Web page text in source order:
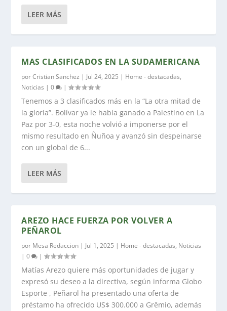
LEER MÁS
MAS CLASIFICADOS EN LA SUDAMERICANA
porCristian Sanchez | Jul 24, 2025 | Home - destacadas,
Noticias |0 |
Tenemos a 3 clasificados más en la “La otra mitad de
la gloria”. Bolívar ya le había ganado a Palestino en La
Paz por 3-0, esta noche volvió a imponerse por el
mismo resultado en Ñuñoa y avanzó sin despeinarse
con un global de 6...
LEER MÁS
AREZO HACE FUERZA POR VOLVER A
PEÑAROL
por Mesa Redaccion | Jul 1, 2025 | Home - destacadas, Noticias
|0 |
Matías Arezo quiere más oportunidades de jugar y
expresó su deseo a la directiva, según informa Globo
Esporte , Peñarol ha presentado una oferta de
préstamo ha ofrecido US$ 300.000 a Grêmio, además